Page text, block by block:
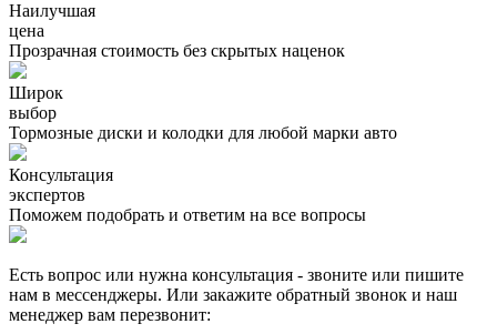
Наилучшая
цена
Прозрачная стоимость без скрытых наценок
Широк
выбор
Тормозные диски и колодки для любой марки авто
Консультация
экспертов
Поможем подобрать и ответим на все вопросы
Есть вопрос или нужна консультация - звоните или пишите
нам в мессенджеры. Или закажите обратный звонок и наш
менеджер вам перезвонит: